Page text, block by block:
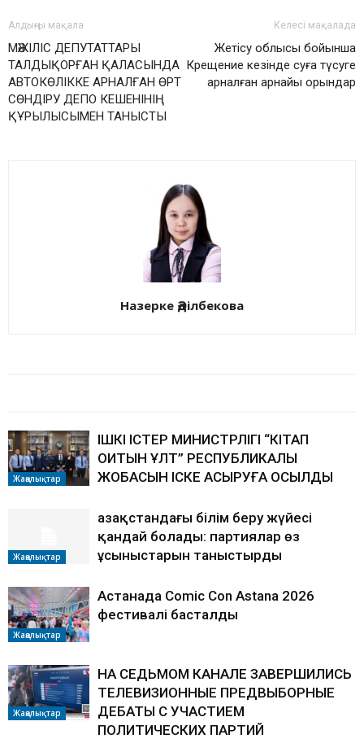
Алдыңғы мақала
️МӘЖІЛІС ДЕПУТАТТАРЫ
ТАЛДЫҚОРҒАН ҚАЛАСЫНДА
АВТОКӨЛІККЕ АРНАЛҒАН ӨРТ
СӨНДІРУ ДЕПО КЕШЕНІНІҢ
ҚҰРЫЛЫСЫМЕН ТАНЫСТЫ
Келесі мақалада
Жетісу облысы бойынша
Крещение кезінде суға түсуге
арналған арнайы орындар
Назерке Әділбекова
Жаңалықтар
ІШКІ ІСТЕР МИНИСТРЛІГІ “КІТАП
ОҚИТЫН ҰЛТ” РЕСПУБЛИКАЛЫҚ
ЖОБАСЫН ІСКЕ АСЫРУҒА ҚОСЫЛДЫ
Жаңалықтар
Қазақстандағы білім беру жүйесі
қандай болады: партиялар өз
ұсыныстарын таныстырды
Жаңалықтар
Астанада Comic Con Astana 2026
фестивалі басталды
Жаңалықтар
НА СЕДЬМОМ КАНАЛЕ ЗАВЕРШИЛИСЬ
ТЕЛЕВИЗИОННЫЕ ПРЕДВЫБОРНЫЕ
ДЕБАТЫ С УЧАСТИЕМ
ПОЛИТИЧЕСКИХ ПАРТИЙ